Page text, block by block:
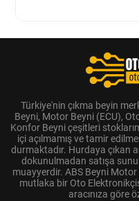
Türkiye'nin çıkma beyin
Beyni, Motor Beyni (ECU),
Konfor Beyni çeşitleri
içi açılmamış ve tamir
durmaktadır. Hurdaya çıkan
dokunulmadan satışa
muayyerdir. ABS Beyni
mutlaka bir Oto
aracınıza göre